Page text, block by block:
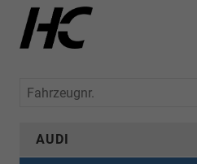
Fahrzeugnr.
AUDI